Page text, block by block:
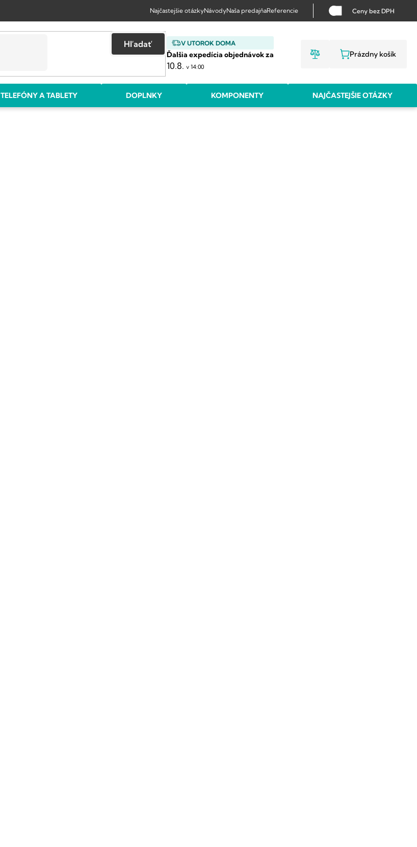
Najčastejšie otázkyNávodyNaša predajňaReferencie Ceny bez DPH
V UTOROK DOMA
Ďalšia expedícia objednávok za
10.8.v 14:00
Hľadať
NÁKUPNÝ
Prázdny košík
TELEFÓNY A TABLETY DOPLNKY KOMPONENTY NAJČASTEJŠIE OTÁZKY